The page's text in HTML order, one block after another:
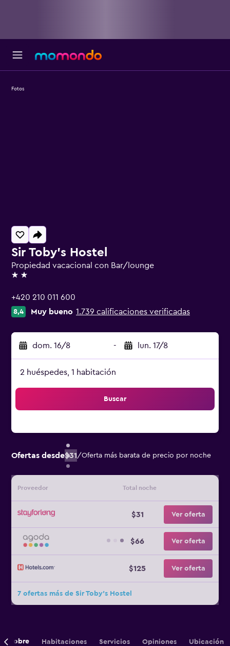
Sir Toby's Hostel
Propiedad vacacional con Bar/lounge
2 estrellas
+420 210 011 600
8,4 Muy bueno 1.739 calificaciones verificadas
dom. 16/8 - lun. 17/8
2 huéspedes, 1 habitación
Buscar
Ofertas desde$31/Oferta más barata de precio por noche
Proveedor Total noche
$31 Ver oferta
$66 Ver oferta
$125 Ver oferta
7 ofertas más de Sir Toby's Hostel
Fotos
Sobre Habitaciones Servicios Opiniones Ubicación